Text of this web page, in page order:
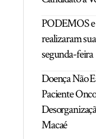
PODEMOS e
realizaram
segunda-feira
Doença Não
Paciente
Macaé